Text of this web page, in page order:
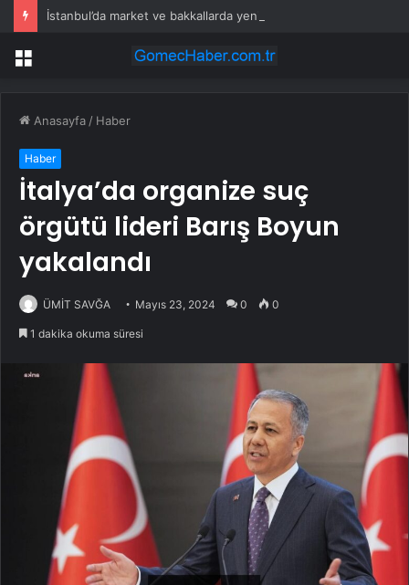
Menü
Anasayfa / Haber
Haber
İtalya’da organize suç
örgütü lideri Barış Boyun
yakalandı
ÜMİT SAVĞA Mayıs 23, 2024 0 0
1 dakika okuma süresi